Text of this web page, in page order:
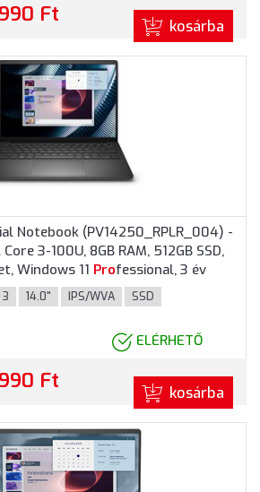
Ft kosárba
Notebook (PV14250_RPLR_004) -
3-100U, 8GB RAM, 512GB SSD,
Windows 11 Professional, 3 év
14.0" IPS/WVA
SSD
ELÉRHETŐ
Ft kosárba